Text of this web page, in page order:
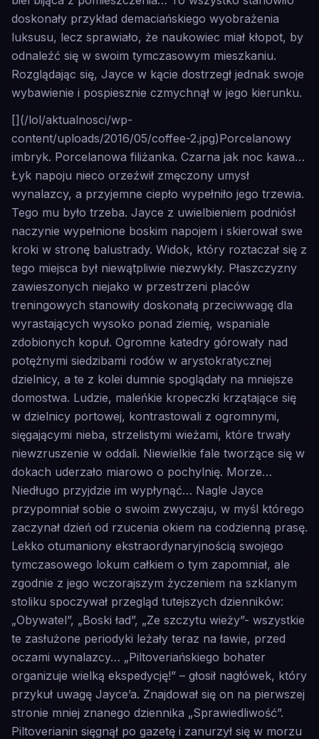
doskonały przykład demaciańskiego wyobrażenia
luksusu, lecz sprawiało, że naukowiec miał kłopot, by
odnaleźć się w swoim tymczasowym mieszkaniu.
Rozglądając się, Jayce w kącie dostrzegł jednak swoje
wybawienie i pospiesznie czmychnął w jego kierunku.
[](/lol/aktualnosci/wp-
content/uploads/2016/05/coffee-2.jpg)Porcelanowy
imbryk. Porcelanowa filiżanka. Czarna jak noc kawa…
Łyk napoju nieco orzeźwił zmęczony umysł
wynalazcy, a przyjemne ciepło wypełniło jego trzewia.
Tego mu było trzeba. Jayce z uwielbieniem podniósł
naczynie wypełnione boskim napojem i skierował swe
kroki w stronę balustrady. Widok, który roztaczał się z
tego miejsca był niewątpliwie niezwykły. Płaszczyzny
zawieszonych niejako w przestrzeni placów
treningowych stanowiły doskonałą przeciwwagę dla
wyrastających wysoko ponad ziemię, wspaniale
zdobionych kopuł. Ogromne katedry górowały nad
potężnymi siedzibami rodów w arystokratycznej
dzielnicy, a te z kolei dumnie spoglądały na mniejsze
domostwa. Ludzie, maleńkie kropeczki krzątające się
w dzielnicy portowej, kontrastowali z ogromnymi,
sięgającymi nieba, strzelistymi wieżami, które trwały
niewzruszenie w oddali. Niewielkie fale tworzące się w
dokach uderzało miarowo o pochylnię. Morze…
Niedługo przyjdzie im wypłynąć… Nagle Jayce
przypomniał sobie o swoim zwyczaju, w myśl którego
zaczynał dzień od rzucenia okiem na codzienną prasę.
Lekko otumaniony ekstraordynaryjnością swojego
tymczasowego lokum całkiem o tym zapomniał, ale
zgodnie z jego wczorajszym życzeniem na szklanym
stoliku spoczywał przegląd tutejszych dzienników:
„Obywatel”, „Boski ład”, „Ze szczytu wieży”- wszystkie
te zasłużone periodyki leżały teraz na ławie, przed
oczami wynalazcy… „Piltoveriańskiego bohater
organizuje wielką ekspedycję!” – głosił nagłówek, który
przykuł uwagę Jayce’a. Znajdował się on na pierwszej
stronie mniej znanego dziennika „Sprawiedliwość”.
Piltoverianin sięgnął po gazetę i zanurzył się w morzu